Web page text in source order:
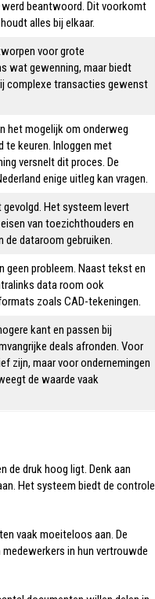
beantwoord. Dit voorkomt
alles bij elkaar.
voor grote
wat gewenning, maar biedt
complexe transacties gewenst
het mogelijk om onderweg
keuren. Inloggen met
versnelt dit proces. De
enige uitleg kan vragen.
Het systeem levert
van toezichthouders en
dataroom gebruiken.
geen probleem. Naast tekst en
data room ook
zoals CAD-tekeningen.
kant en passen bij
deals afronden. Voor
zijn, maar voor ondernemingen
de waarde vaak
de druk hoog ligt. Denk aan
Het systeem biedt de controle
vaak moeiteloos aan. De
in hun vertrouwde